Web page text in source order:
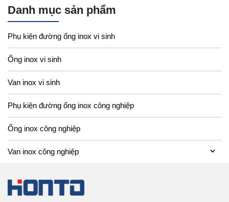
Danh mục sản phẩm
Phụ kiện đường ống inox vi sinh
Ống inox vi sinh
Van inox vi sinh
Phụ kiện đường ống inox công nghiệp
Ống inox công nghiệp
Van inox công nghiệp